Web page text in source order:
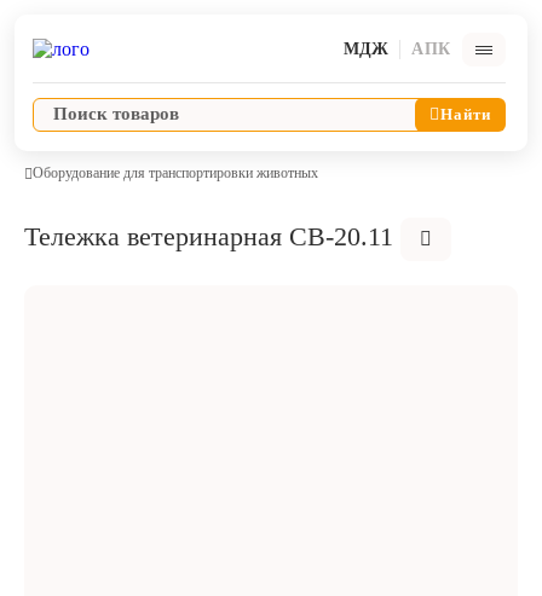
МДЖ АПК
Найти
Ветпрепараты
Оборудование для транспортировки животных
Тележка ветеринарная СВ-20.11